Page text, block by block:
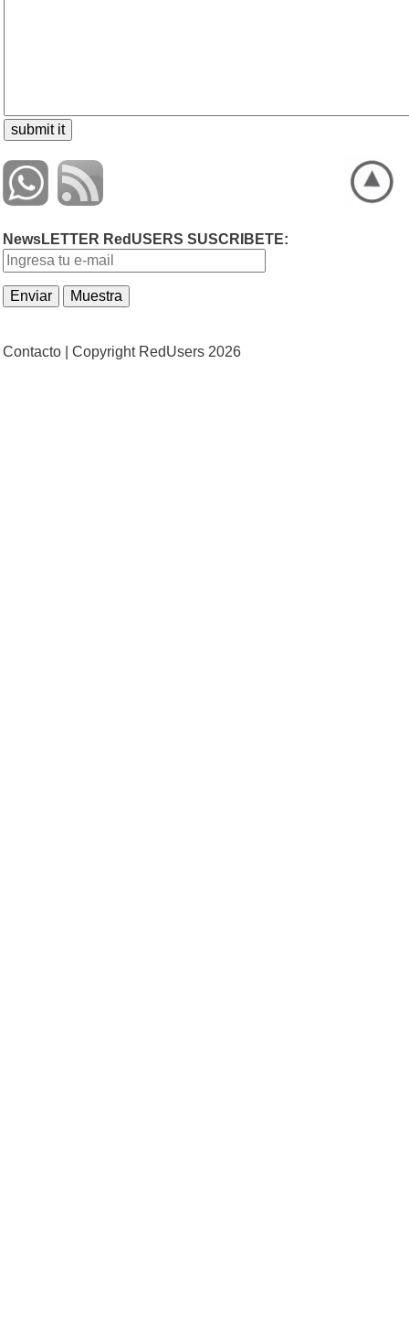
NewsLETTER RedUSERS SUSCRIBETE:
Contacto | Copyright RedUsers 2026